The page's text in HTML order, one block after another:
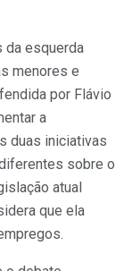
da esquerda
menores e
por Flávio
a
duas iniciativas
sobre o
atual
que ela